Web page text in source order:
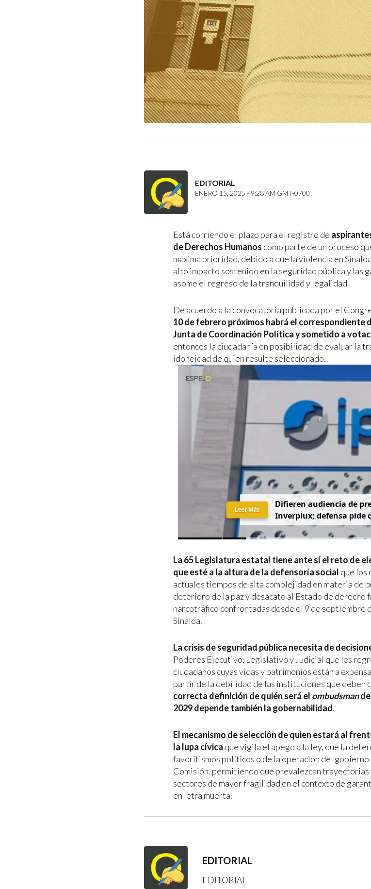
EDITORIAL
ENERO 15, 2025 - 9:28 AM GMT-0700
Está corriendo el plazo para el registro de
de Derechos Humanos como parte de un proceso
máxima prioridad, debido a que la violencia en
alto impacto sostenido en la seguridad pública y las
asome el regreso de la tranquilidad y legalidad.
De acuerdo a la convocatoria publicada por el
10 de febrero próximos habrá el correspondiente
Junta de Coordinación Política y sometido a
entonces la ciudadanía en posibilidad de evaluar la
idoneidad de quien resulte seleccionado.
Difieren audiencia de pr
Inverplux; defensa pide
Leer Más
La 65 Legislatura estatal tiene ante sí el reto de
que esté a la altura de la defensoría social que los
actuales tiempos de alta complejidad en materia de
deterioro de la paz y desacato al Estado de derecho
narcotráfico confrontadas desde el 9 de
Sinaloa.
La crisis de seguridad pública necesita de
Poderes Ejecutivo, Legislativo y Judicial que les
ciudadanos cuyas vidas y patrimonios están a
partir de la debilidad de las instituciones que deben
correcta definición de quién será el ombudsmande
2029 depende también la gobernabilidad.
El mecanismo de selección de quien estará al
la lupa cívica que vigila el apego a la ley, que la
favoritismos políticos o de la operación del
Comisión, permitiendo que prevalezcan
sectores de mayor fragilidad en el contexto de
en letra muerta.
EDITORIAL
EDITORIAL